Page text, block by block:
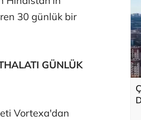
30 günlük bir
GÜNLÜK
Vortexa'dan